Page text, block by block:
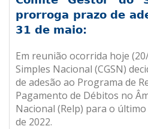
prorroga prazo de
31 de maio:
Em reunião ocorrida hoje
Simples Nacional (CGSN)
de adesão ao Programa de
Pagamento de Débitos no
Nacional (Relp) para o
de 2022.